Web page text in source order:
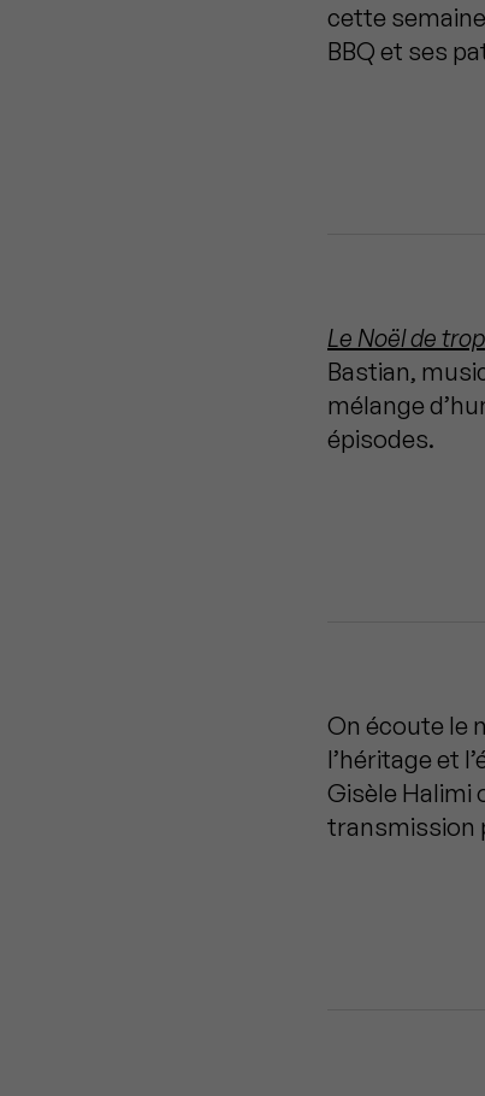
cette
BBQ et ses
Le Noël de trop
Bastian,
mélange
épisodes.
On écoute le
l’héritage et
Gisèle Halimi
transmission